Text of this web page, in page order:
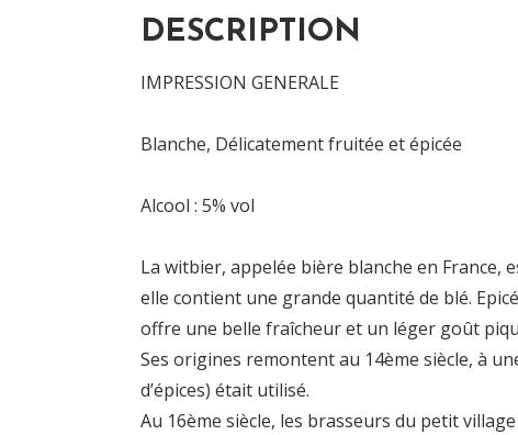
DESCRIPTION
IMPRESSION GENERALE
Blanche, Délicatement fruitée et épicée
Alcool : 5% vol
La witbier, appelée bière blanche en
elle contient une grande quantité de blé.
offre une belle fraîcheur et un léger goût
Ses origines remontent au 14ème siècle, à
d’épices) était utilisé.
Au 16ème siècle, les brasseurs du petit